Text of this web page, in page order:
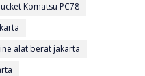
Komatsu PC78
alat berat jakarta